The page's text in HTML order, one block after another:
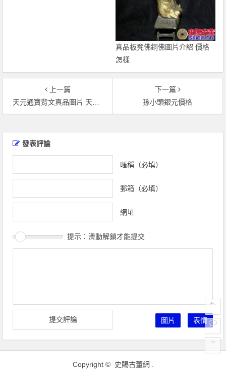
真品板凳佛銅佛圖片介紹 價格
怎樣
上一篇
天元通寶背文真品圖片 天元通寶的價格
下一篇
孫小頭銀元價格
發表評論
暱稱（必填）
郵箱（必填）
網址
提示：滑動解鎖才能提交
圖片 表情
Copyright © 史賜古董網